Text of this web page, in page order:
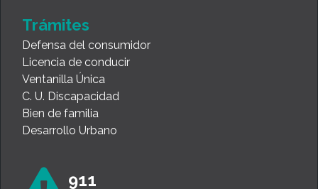
Trámites
Defensa del consumidor
Licencia de conducir
Ventanilla Única
C. U. Discapacidad
Bien de familia
Desarrollo Urbano
911